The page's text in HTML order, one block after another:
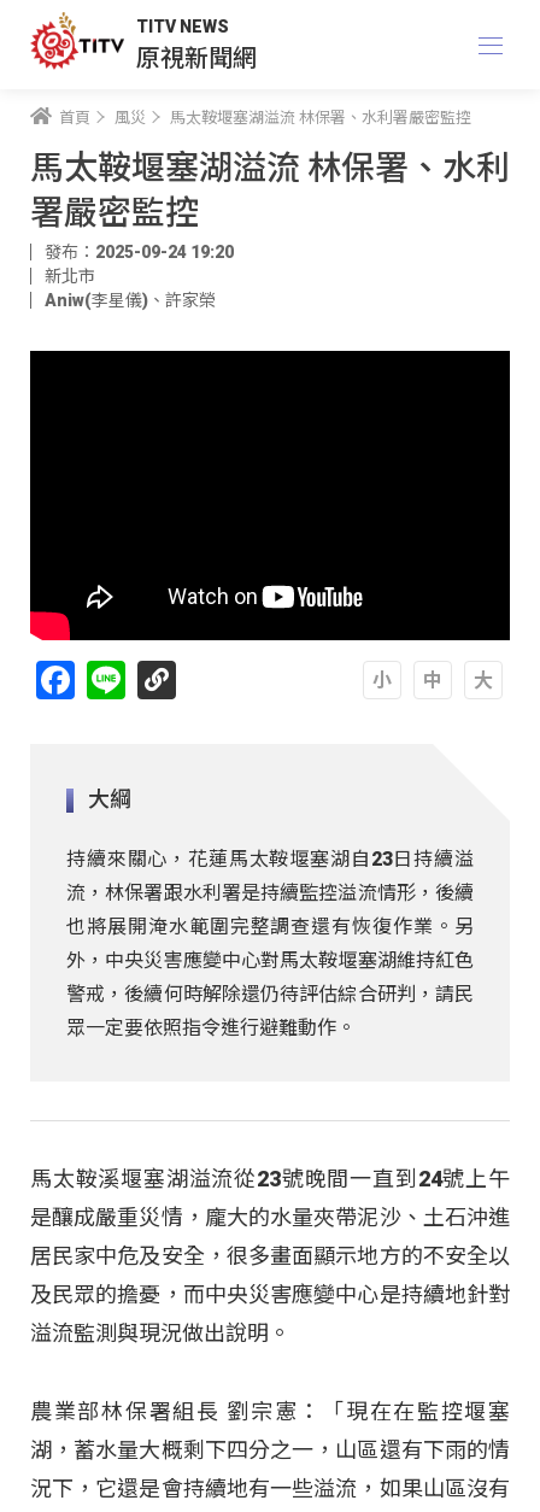
TITV NEWS
原視新聞網
首頁 風災 馬太鞍堰塞湖溢流 林保署、水利署嚴密監控
馬太鞍堰塞湖溢流 林保署、水利
署嚴密監控
發布：2025-09-24 19:20
新北市
Aniw(李星儀) 、 許家榮
Facebook
Line
大綱
持續來關心，花蓮馬太鞍堰塞湖自23日持續溢
流，林保署跟水利署是持續監控溢流情形，後續
也將展開淹水範圍完整調查還有恢復作業。另
外，中央災害應變中心對馬太鞍堰塞湖維持紅色
警戒，後續何時解除還仍待評估綜合研判，請民
眾一定要依照指令進行避難動作。
馬太鞍溪堰塞湖溢流從23號晚間一直到24號上午
是釀成嚴重災情，龐大的水量夾帶泥沙、土石沖進
居民家中危及安全，很多畫面顯示地方的不安全以
及民眾的擔憂，而中央災害應變中心是持續地針對
溢流監測與現況做出說明。
農業部林保署組長 劉宗憲：「現在在監控堰塞
湖，蓄水量大概剩下四分之一，山區還有下雨的情
況下，它還是會持續地有一些溢流，如果山區沒有